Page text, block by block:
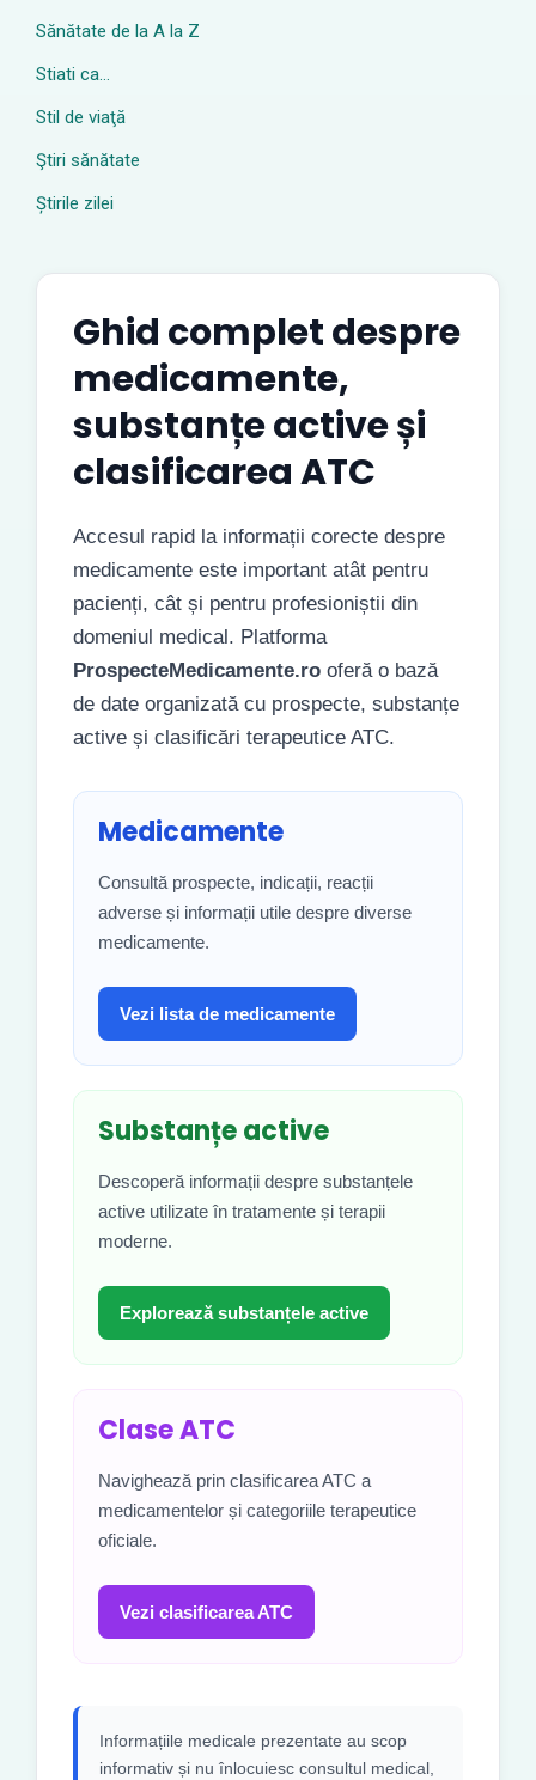
Sănătate de la A la Z
Stiati ca…
Stil de viaţă
Ştiri sănătate
Știrile zilei
Ghid complet despre
medicamente,
substanțe active și
clasificarea ATC
Accesul rapid la informații corecte despre
medicamente este important atât pentru
pacienți, cât și pentru profesioniștii din
domeniul medical. Platforma
ProspecteMedicamente.ro oferă o bază
de date organizată cu prospecte, substanțe
active și clasificări terapeutice ATC.
Medicamente
Consultă prospecte, indicații, reacții
adverse și informații utile despre diverse
medicamente.
Vezi lista de medicamente
Substanțe active
Descoperă informații despre substanțele
active utilizate în tratamente și terapii
moderne.
Explorează substanțele active
Clase ATC
Navighează prin clasificarea ATC a
medicamentelor și categoriile terapeutice
oficiale.
Vezi clasificarea ATC
Informațiile medicale prezentate au scop
informativ și nu înlocuiesc consultul medical,